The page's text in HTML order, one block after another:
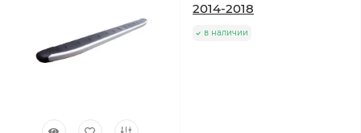
2014-2018
в наличии